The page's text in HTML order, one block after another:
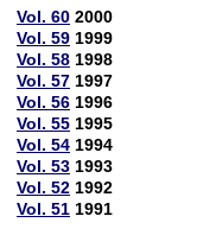
Vol. 60 2000
Vol. 59 1999
Vol. 58 1998
Vol. 57 1997
Vol. 56 1996
Vol. 55 1995
Vol. 54 1994
Vol. 53 1993
Vol. 52 1992
Vol. 51 1991